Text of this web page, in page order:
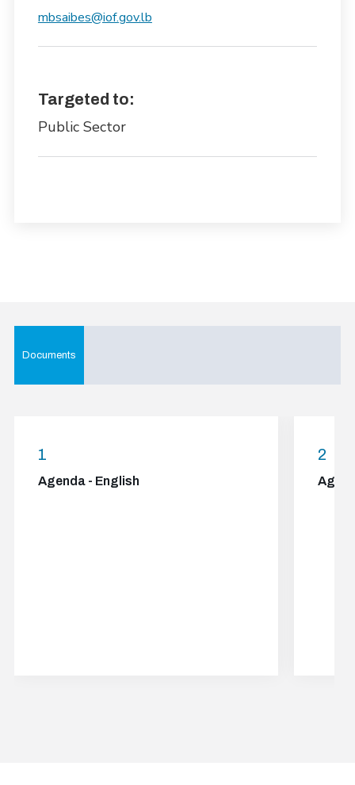
mbsaibes@iof.gov.lb
Targeted to:
Public Sector
Documents
1
Agenda - English
2